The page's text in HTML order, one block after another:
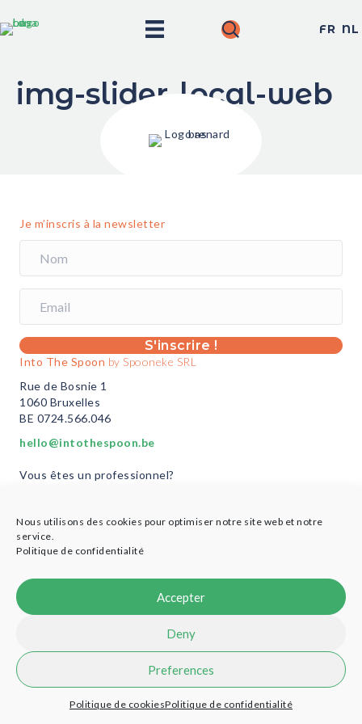
Nous utilisons des cookies pour optimiser notre site web et notre
service.
Politique de confidentialité
Accepter
Deny
Preferences
Politique de cookiesPolitique de confidentialité
FR NL
img-slider-local-web
Je m’inscris à la newsletter
S'inscrire !
Into The Spoon by Spooneke SRL
Rue de Bosnie 1
1060 Bruxelles
BE 0724.566.046
hello@intothespoon.be
Vous êtes un professionnel?